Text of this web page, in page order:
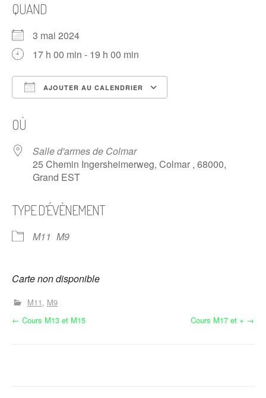
QUAND
3 mai 2024
17 h 00 min - 19 h 00 min
AJOUTER AU CALENDRIER
OÙ
Salle d'armes de Colmar
25 Chemin Ingersheimerweg, Colmar , 68000,
Grand EST
TYPE D’ÉVÈNEMENT
M11 M9
Carte non disponible
M11 M9
N
← Cours M13 et M15 Cours M17 et + →